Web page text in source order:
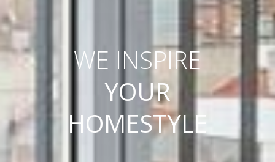
WE INSPIRE
YOUR
HOMESTYLE